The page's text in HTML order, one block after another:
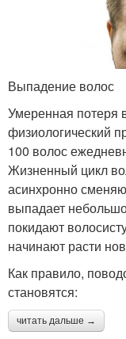
Выпадение волос
Умеренная потеря
физиологический
100 волос
Жизненный цикл
асинхронно
выпадает
покидают
начинают расти
Как правило,
становятся:
читать дальше →